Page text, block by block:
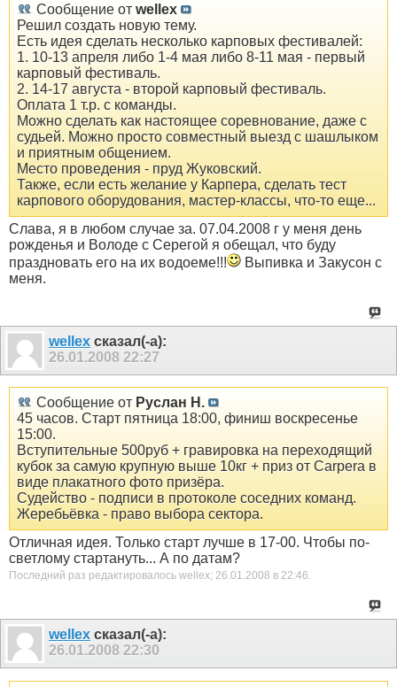
Сообщение от wellex
Решил создать новую тему.
Есть идея сделать несколько карповых фестивалей:
1. 10-13 апреля либо 1-4 мая либо 8-11 мая - первый
карповый фестиваль.
2. 14-17 августа - второй карповый фестиваль.
Оплата 1 т.р. с команды.
Можно сделать как настоящее соревнование, даже с
судьей. Можно просто совместный выезд с шашлыком
и приятным общением.
Место проведения - пруд Жуковский.
Также, если есть желание у Карпера, сделать тест
карпового оборудования, мастер-классы, что-то еще...
Слава, я в любом случае за. 07.04.2008 г у меня день
рожденья и Володе с Серегой я обещал, что буду
праздновать его на их водоеме!!!
Выпивка и Закусон с
меня.
wellex сказал(-а):
26.01.2008 22:27
Сообщение от Руслан Н.
45 часов. Старт пятница 18:00, финиш воскресенье
15:00.
Вступительные 500руб + гравировка на переходящий
кубок за самую крупную выше 10кг + приз от Carperа в
виде плакатного фото призёра.
Судейство - подписи в протоколе соседних команд.
Жеребьёвка - право выбора сектора.
Отличная идея. Только старт лучше в 17-00. Чтобы по-
светлому стартануть... А по датам?
Последний раз редактировалось wellex; 26.01.2008 в 22:46.
wellex сказал(-а):
26.01.2008 22:30